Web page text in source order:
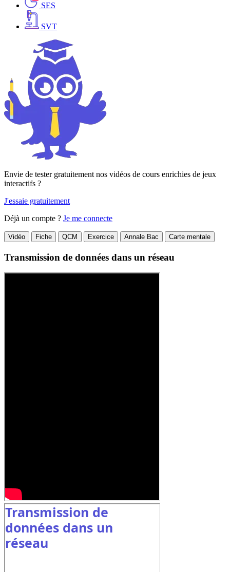
SES
SVT
Envie de tester gratuitement nos vidéos de cours enrichies de jeux
interactifs ?
J'essaie gratuitement
Déjà un compte ? Je me connecte
Vidéo Fiche QCM Exercice Annale Bac Carte mentale
Transmission de données dans un réseau